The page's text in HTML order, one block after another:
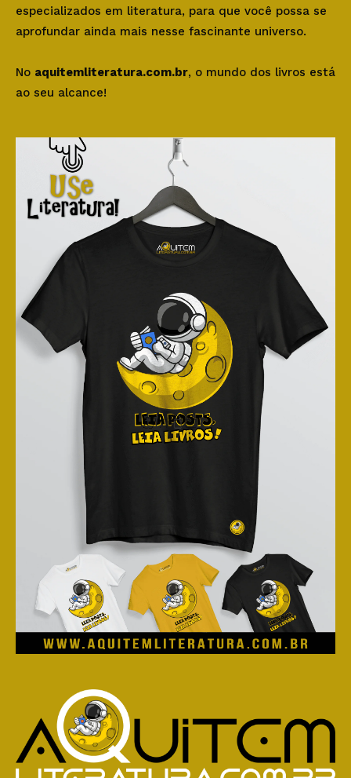
especializados em literatura, para que você possa se
aprofundar ainda mais nesse fascinante universo.
No aquitemliteratura.com.br, o mundo dos livros está
ao seu alcance!